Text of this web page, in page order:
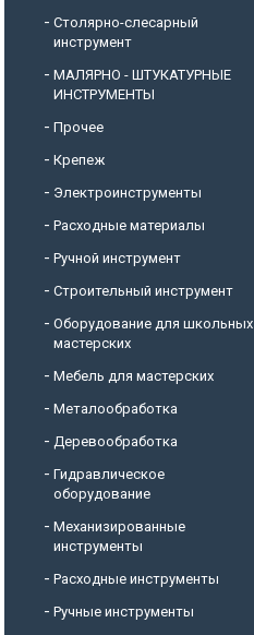
Столярно-слесарный
инструмент
МАЛЯРНО - ШТУКАТУРНЫЕ
ИНСТРУМЕНТЫ
Прочее
Крепеж
Электроинструменты
Расходные материалы
Ручной инструмент
Строительный инструмент
Оборудование для школьных
мастерских
Мебель для мастерских
Металообработка
Деревообработка
Гидравлическое
оборудование
Механизированные
инструменты
Расходные инструменты
Ручные инструменты